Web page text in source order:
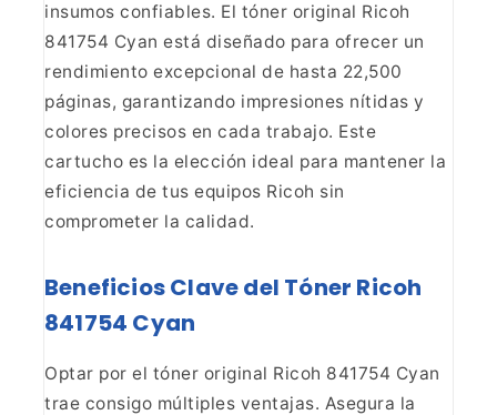
insumos confiables. El tóner original Ricoh
841754 Cyan está diseñado para ofrecer un
rendimiento excepcional de hasta 22,500
páginas, garantizando impresiones nítidas y
colores precisos en cada trabajo. Este
cartucho es la elección ideal para mantener la
eficiencia de tus equipos Ricoh sin
comprometer la calidad.
Beneficios Clave del Tóner Ricoh
841754 Cyan
Optar por el tóner original Ricoh 841754 Cyan
trae consigo múltiples ventajas. Asegura la